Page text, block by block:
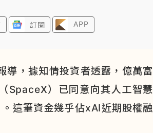
訂閱 APP
導，據知情投資者透露，億萬富
SpaceX）已同意向其人工智慧
這筆資金幾乎佔xAI近期股權融